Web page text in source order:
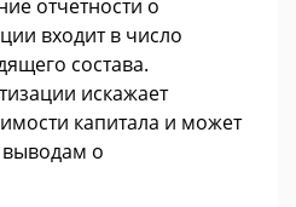
отчетности о
входит в число
состава.
искажает
капитала и может
о